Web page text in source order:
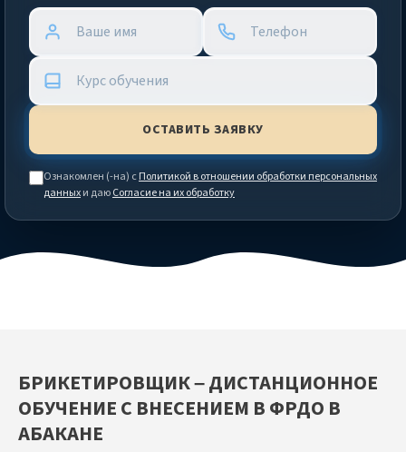
Ознакомлен (-на) сПолитикой в отношении обработки персональных
данныхи даюСогласие на их обработку
БРИКЕТИРОВЩИК – ДИСТАНЦИОННОЕ
ОБУЧЕНИЕ С ВНЕСЕНИЕМ В ФРДО В
АБАКАНЕ